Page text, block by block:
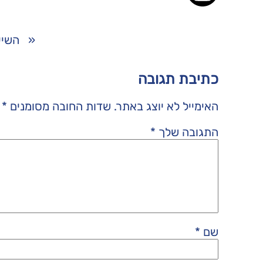
«
כתיבת תגובה
האימייל לא יוצג באתר. שדות החובה מסומנים *
התגובה שלך *
שם *